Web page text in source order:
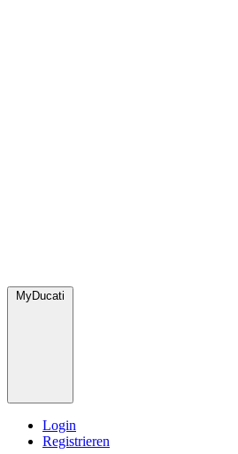
MyDucati
Login
Registrieren